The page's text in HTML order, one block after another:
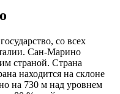
со всех
Сан-Марино
страной. Страна
находится на склоне
на 730 м над уровнем